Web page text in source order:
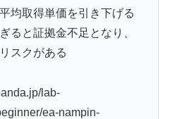
均取得単価を引き下げる
ると証拠金不足となり、
スクがある
lab-
ea-nampin-